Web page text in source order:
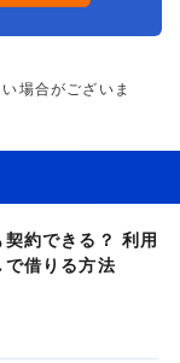
場合がございま
約できる？ 利用
借りる方法